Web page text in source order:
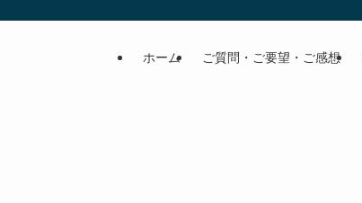
ホーム ご質問・ご要望・ご感想